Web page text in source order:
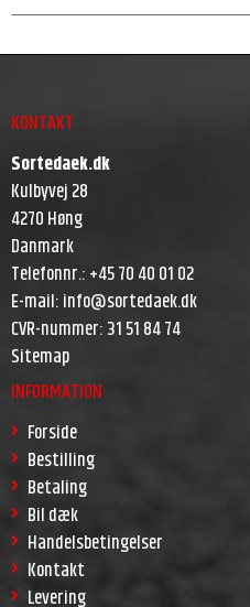
KONTAKT
Sortedaek.dk
Kulbyvej 28
4270 Høng
Danmark
Telefonnr.:+45 70 40 01 02
E-mail:info@sortedaek.dk
CVR-nummer:31 51 84 74
Sitemap
INFORMATION
Forside
Bestilling
Betaling
Bil dæk
Handelsbetingelser
Kontakt
Levering